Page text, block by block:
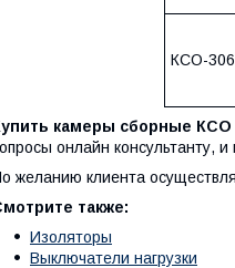
КСО-
камеры сборные КСО
онлайн консультанту,
желанию клиента
также:
Изоляторы
Выключатели нагрузки